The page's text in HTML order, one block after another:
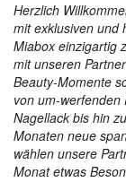
Herzlich
mit exklusiven und
Miabox einzigartig
mit unseren
Beauty-Momente
von um-
Nagellack bis hin
Monaten neue
wählen unsere
Monat etwas